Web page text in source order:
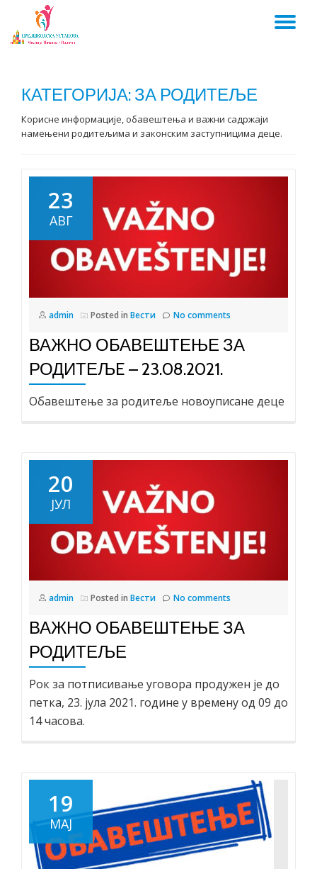
Skip
КАТЕГОРИЈА: ЗА РОДИТЕЉЕ
Корисне информације, обавештења и важни садржаји
намењени родитељима и законским заступницима деце.
23
АВГ
admin Posted in Вести No comments
ВАЖНО ОБАВЕШТЕЊЕ ЗА
РОДИТЕЉE – 23.08.2021.
Обавештење за родитеље новоуписане деце
20
ЈУЛ
admin Posted in Вести No comments
ВАЖНО ОБАВЕШТЕЊЕ ЗА
РОДИТЕЉЕ
Рок за потписивање уговора продужен је до
петка, 23. јула 2021. године у времену од 09 до
14 часова.
19
МАЈ